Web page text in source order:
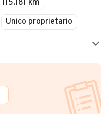
115.181 km
Unico proprietario